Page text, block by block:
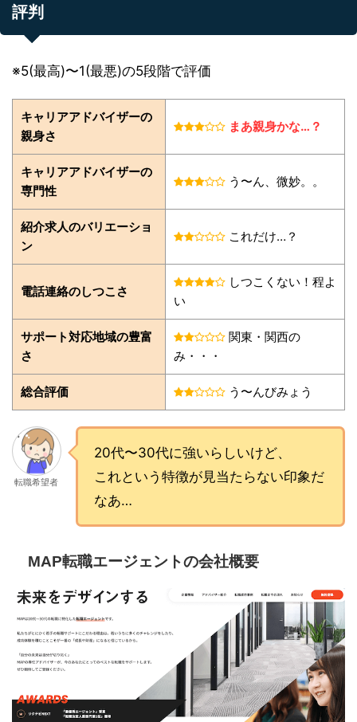
評判
※5(最高)〜1(最悪)の5段階で評価
キャリアアドバイザーの
親身さ
まあ親身かな…？
キャリアアドバイザーの
専門性
う〜ん、微妙。。
紹介求人のバリエーショ
ン
これだけ…？
電話連絡のしつこさ
しつこくない！程よ
い
サポート対応地域の豊富
さ
関東・関西の
み・・・
総合評価 う〜んびみょう
転職希望者
20代〜30代に強いらしいけど、
これという特徴が見当たらない印象だ
なあ…
MAP転職エージェントの会社概要